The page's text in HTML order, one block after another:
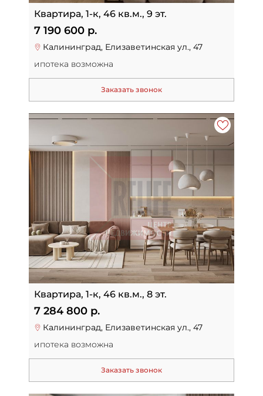
Квартира, 1-к, 46 кв.м., 9 эт.
7 190 600 р.
Калининград, Елизаветинская ул., 47
ипотека возможна
Заказать звонок
Квартира, 1-к, 46 кв.м., 8 эт.
7 284 800 р.
Калининград, Елизаветинская ул., 47
ипотека возможна
Заказать звонок